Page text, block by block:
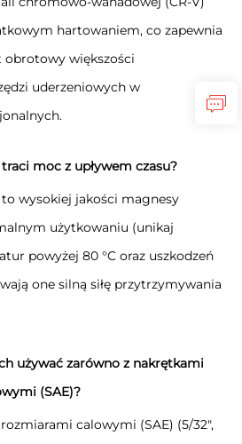
hartowaniem, co zapewnia
większości
uderzeniowych w
moc z upływem czasu?
wysokiej jakości magnesy
użytkowaniu (unikaj
powyżej 80 °C oraz uszkodzeń
one silną siłę przytrzymywania
używać zarówno z nakrętkami
(SAE)?
calowymi (SAE) (5/32",